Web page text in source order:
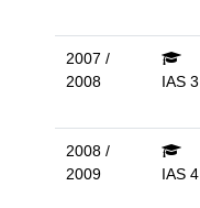
2007 /
2008
IAS 3
2008 /
2009
IAS 4